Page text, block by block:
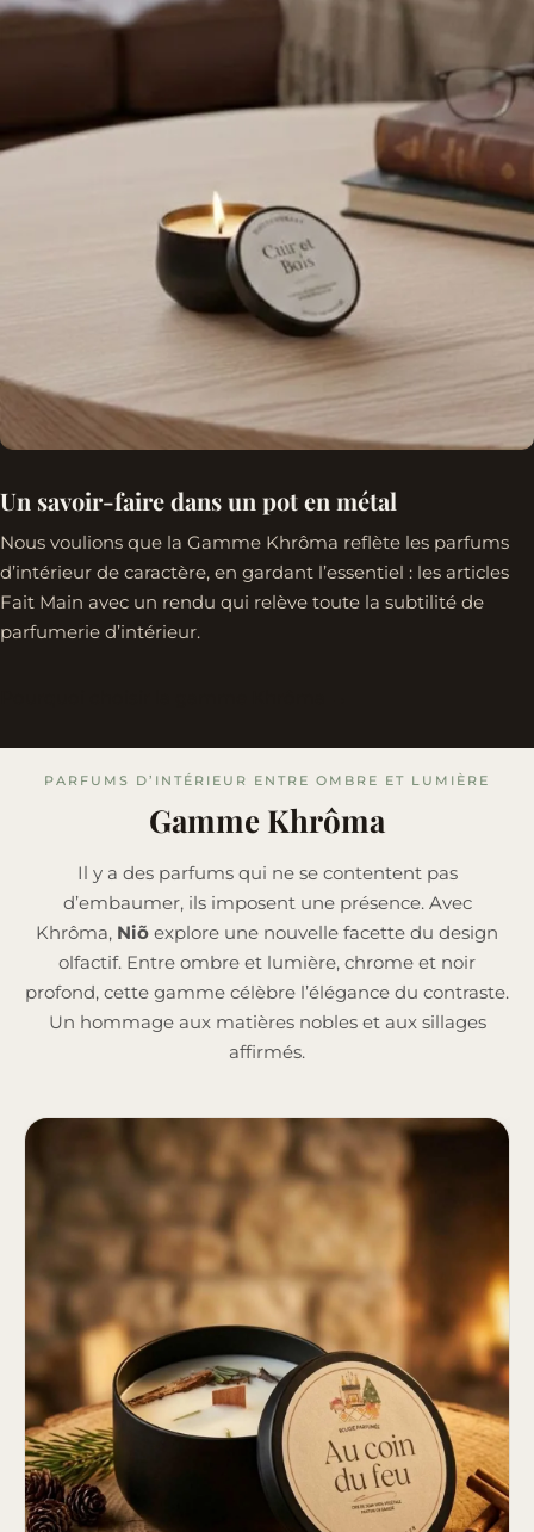
Un savoir-faire dans un pot en métal
Nous voulions que la Gamme Khrôma reflète les parfums
d’intérieur de caractère, en gardant l’essentiel : les articles
Fait Main avec un rendu qui relève toute la subtilité de
parfumerie d’intérieur.
PARFUMS D’INTÉRIEUR ENTRE OMBRE ET LUMIÈRE
Gamme Khrôma
Il y a des parfums qui ne se contentent pas
d’embaumer, ils imposent une présence. Avec
Khrôma, Niõ explore une nouvelle facette du design
olfactif. Entre ombre et lumière, chrome et noir
profond, cette gamme célèbre l’élégance du contraste.
Un hommage aux matières nobles et aux sillages
affirmés.